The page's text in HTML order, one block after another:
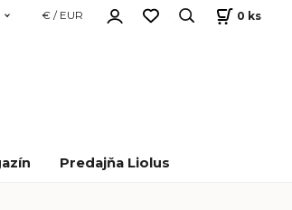
€ / EUR 0 ks
Predajňa Liolus